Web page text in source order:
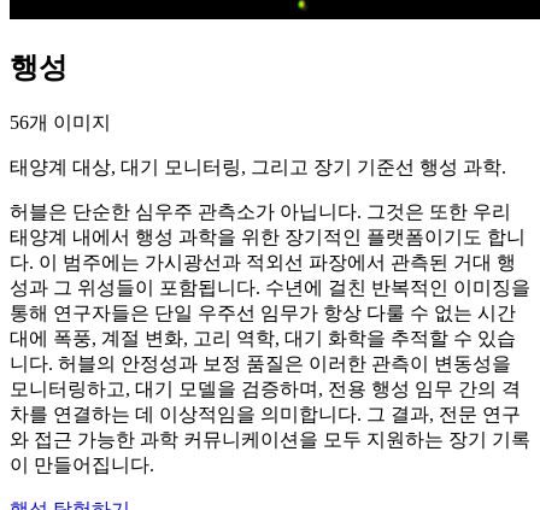
행성
56개 이미지
태양계 대상, 대기 모니터링, 그리고 장기 기준선 행성 과학.
허블은 단순한 심우주 관측소가 아닙니다. 그것은 또한 우리
태양계 내에서 행성 과학을 위한 장기적인 플랫폼이기도 합니
다. 이 범주에는 가시광선과 적외선 파장에서 관측된 거대 행
성과 그 위성들이 포함됩니다. 수년에 걸친 반복적인 이미징을
통해 연구자들은 단일 우주선 임무가 항상 다룰 수 없는 시간
대에 폭풍, 계절 변화, 고리 역학, 대기 화학을 추적할 수 있습
니다. 허블의 안정성과 보정 품질은 이러한 관측이 변동성을
모니터링하고, 대기 모델을 검증하며, 전용 행성 임무 간의 격
차를 연결하는 데 이상적임을 의미합니다. 그 결과, 전문 연구
와 접근 가능한 과학 커뮤니케이션을 모두 지원하는 장기 기록
이 만들어집니다.